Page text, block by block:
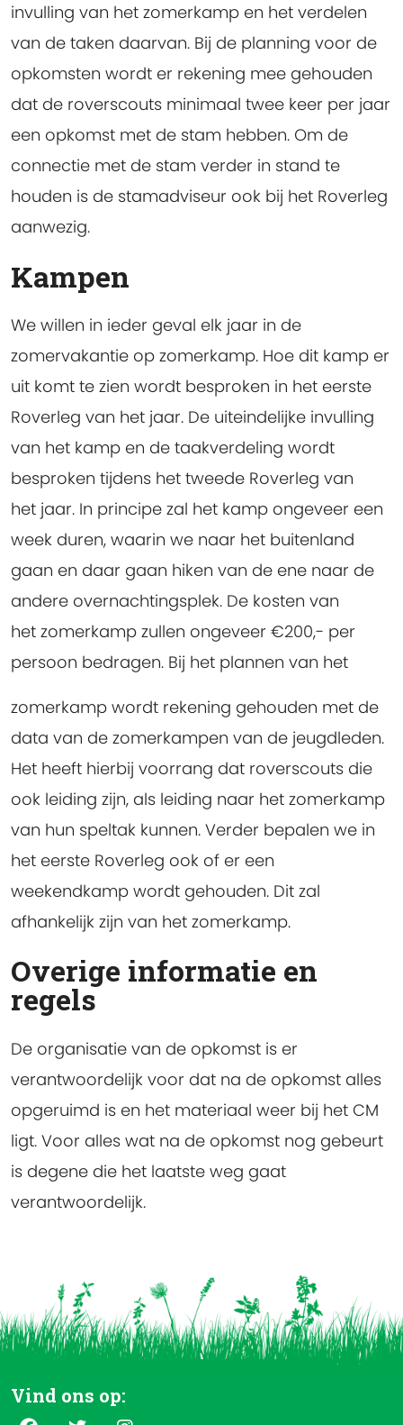
invulling van het zomerkamp en het verdelen
van de taken daarvan. Bij de planning voor de
opkomsten wordt er rekening mee gehouden
dat de roverscouts minimaal twee keer per jaar
een opkomst met de stam hebben. Om de
connectie met de stam verder in stand te
houden is de stamadviseur ook bij het Roverleg
aanwezig.
Kampen
We willen in ieder geval elk jaar in de
zomervakantie op zomerkamp. Hoe dit kamp er
uit komt te zien wordt besproken in het eerste
Roverleg van het jaar. De uiteindelijke invulling
van het kamp en de taakverdeling wordt
besproken tijdens het tweede Roverleg van
het jaar. In principe zal het kamp ongeveer een
week duren, waarin we naar het buitenland
gaan en daar gaan hiken van de ene naar de
andere overnachtingsplek. De kosten van
het zomerkamp zullen ongeveer €200,- per
persoon bedragen. Bij het plannen van het
zomerkamp wordt rekening gehouden met de
data van de zomerkampen van de jeugdleden.
Het heeft hierbij voorrang dat roverscouts die
ook leiding zijn, als leiding naar het zomerkamp
van hun speltak kunnen. Verder bepalen we in
het eerste Roverleg ook of er een
weekendkamp wordt gehouden. Dit zal
afhankelijk zijn van het zomerkamp.
Overige informatie en
regels
De organisatie van de opkomst is er
verantwoordelijk voor dat na de opkomst alles
opgeruimd is en het materiaal weer bij het CM
ligt. Voor alles wat na de opkomst nog gebeurt
is degene die het laatste weg gaat
verantwoordelijk.
Vind ons op: